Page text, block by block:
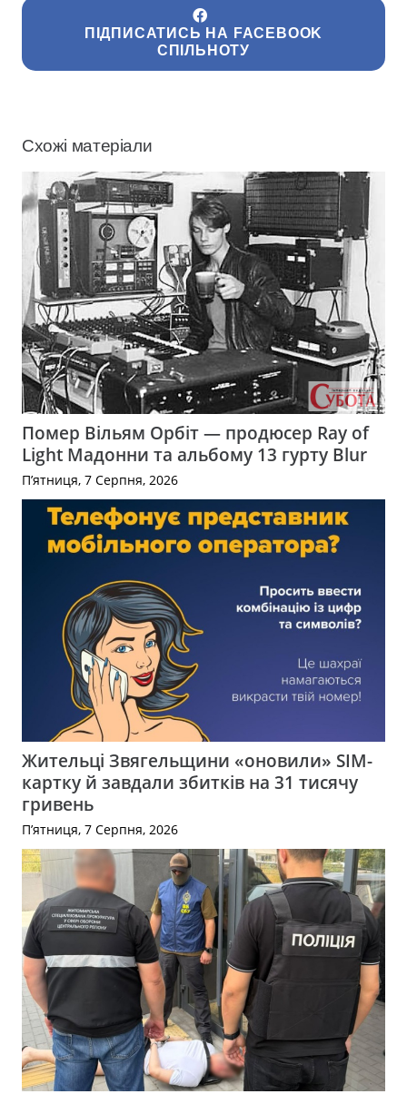
ПІДПИСАТИСЬ НА FACEBOOK
СПІЛЬНОТУ
Схожі матеріали
Помер Вільям Орбіт — продюсер Ray of
Light Мадонни та альбому 13 гурту Blur
П’ятниця, 7 Серпня, 2026
Жительці Звягельщини «оновили» SIM-
картку й завдали збитків на 31 тисячу
гривень
П’ятниця, 7 Серпня, 2026